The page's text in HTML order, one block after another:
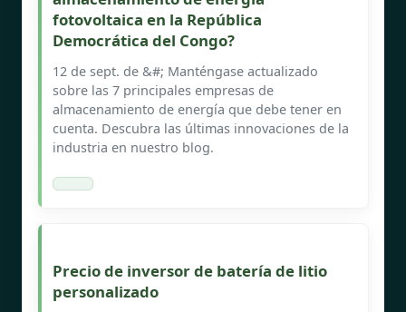
fotovoltaica en la República
Democrática del Congo?
12 de sept. de &#; Manténgase actualizado
sobre las 7 principales empresas de
almacenamiento de energía que debe tener en
cuenta. Descubra las últimas innovaciones de la
industria en nuestro blog.
Precio de inversor de batería de litio
personalizado